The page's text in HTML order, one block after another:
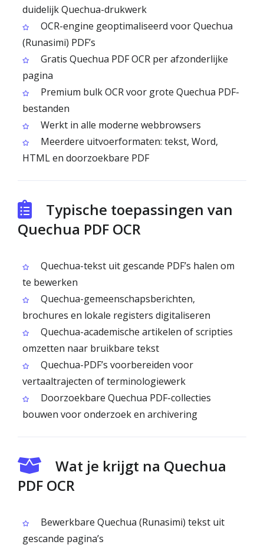
duidelijk Quechua-drukwerk
OCR-engine geoptimaliseerd voor Quechua
(Runasimi) PDF’s
Gratis Quechua PDF OCR per afzonderlijke
pagina
Premium bulk OCR voor grote Quechua PDF-
bestanden
Werkt in alle moderne webbrowsers
Meerdere uitvoerformaten: tekst, Word,
HTML en doorzoekbare PDF
Typische toepassingen van
Quechua PDF OCR
Quechua-tekst uit gescande PDF’s halen om
te bewerken
Quechua-gemeenschapsberichten,
brochures en lokale registers digitaliseren
Quechua-academische artikelen of scripties
omzetten naar bruikbare tekst
Quechua-PDF’s voorbereiden voor
vertaaltrajecten of terminologiewerk
Doorzoekbare Quechua PDF-collecties
bouwen voor onderzoek en archivering
Wat je krijgt na Quechua
PDF OCR
Bewerkbare Quechua (Runasimi) tekst uit
gescande pagina’s